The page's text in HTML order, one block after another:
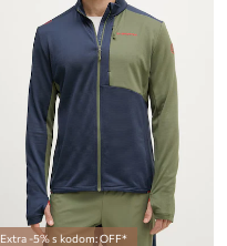
Extra -5% s kodom: OFF*